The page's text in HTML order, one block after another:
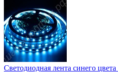
Светодиодная лента синего